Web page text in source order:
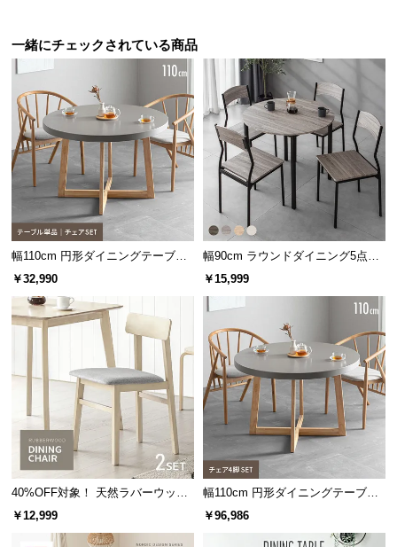
い
会
員
規
約
に
い
サ
お
知
突板とは
合板などに薄くスライスした天然木を貼り付けた
板のこと。無垢材よりお手入れが簡単で、木目や
天然木の風合いを楽しめるのが特徴です。
こだわりの天板素材
木目の素材感を最大限に引き出すため、カラーごと
に最適な木材を厳選し採用しています。
一緒にチェックされている商品
幅110cm 円形ダイニングテーブル
4人掛け
￥32,990
幅90cm ラウンドダイニング5点セ
ット 4人掛け
￥15,999
40%OFF対象！ 天然ラバーウッド
製 ダイニングチェア2脚セット
￥12,999
幅110cm 円形ダイニングテーブル
チェア4脚セット
￥96,986